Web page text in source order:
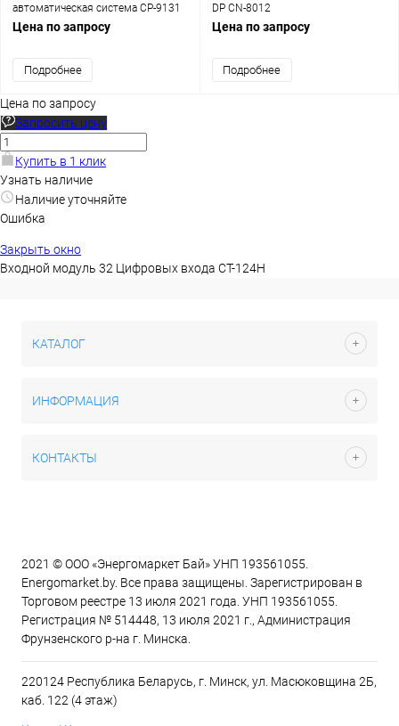
автоматическая система CP-9131
Цена по запросу
Подробнее
DP CN-8012
Цена по запросу
Подробнее
Цена по запросу
Запросить цену
Купить в 1 клик
Узнать наличие
Наличие уточняйте
Ошибка
Закрыть окно
Входной модуль 32 Цифровых входа CT-124H
КАТАЛОГ
ИНФОРМАЦИЯ
КОНТАКТЫ
2021 © ООО «Энергомаркет Бай» УНП 193561055.
Energomarket.by. Все права защищены. Зарегистрирован в
Торговом реестре 13 июля 2021 года. УНП 193561055.
Регистрация № 514448, 13 июля 2021 г., Администрация
Фрунзенского р-на г. Минска.
220124 Республика Беларусь, г. Минск, ул. Масюковщина 2Б,
каб. 122 (4 этаж)